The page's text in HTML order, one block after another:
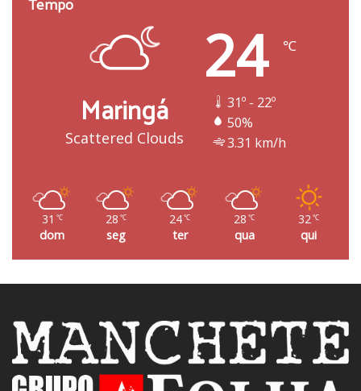
Maringá
Scattered Clouds
24 ℃
31º - 22º
50%
3.31 km/h
31 ℃
dom
28 ℃
seg
24℃
ter
28 ℃
qua
32℃
qui